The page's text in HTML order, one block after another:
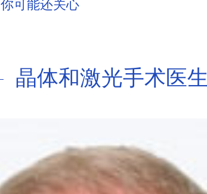
你可能还关心
晶体和激光手术医生